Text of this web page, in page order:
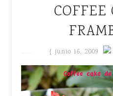
COFFEE CAKE de
{ junio 16, 2009